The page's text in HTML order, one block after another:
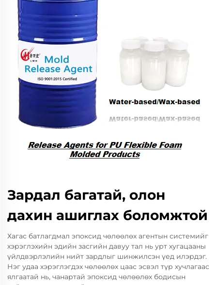
Зардал багатай, олон
дахин ашиглах боломжтой
Хагас батлагдмал эпоксид чөлөөлөх агентын системийг
хэрэглэхийн эдийн засгийн давуу тал нь урт хугацааны
үйлдвэрлэлийн нийт зардлыг шинжилсэн үед илэрдэг.
Нэг удаа хэрэглэгдэх чөлөөлөх цаас эсвэл түр хучлагаас
ялгаатай нь, чанартай эпоксид чөлөөлөх бодисын